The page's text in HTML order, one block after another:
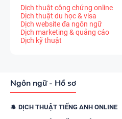
Dịch thuật công chứng online
Dịch thuật du học & visa
Dịch website đa ngôn ngữ
Dịch marketing & quảng cáo
Dịch kỹ thuật
Ngôn ngữ - Hồ sơ
DỊCH THUẬT TIẾNG ANH ONLINE